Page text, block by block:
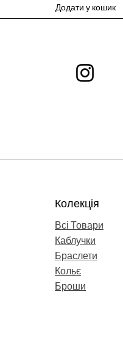
Додати у кошик
Колекція
Всі Товари
Каблучки
Браслети
Кольє
Броши